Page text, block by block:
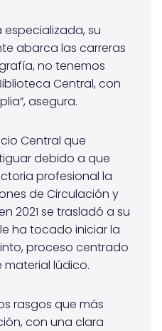
especializada, su
abarca las carreras
no tenemos
Central, con
asegura.
Central que
debido a que
profesional la
de Circulación y
2021 se trasladó a su
ha tocado iniciar la
proceso centrado
lúdico.
rasgos que más
con una clara